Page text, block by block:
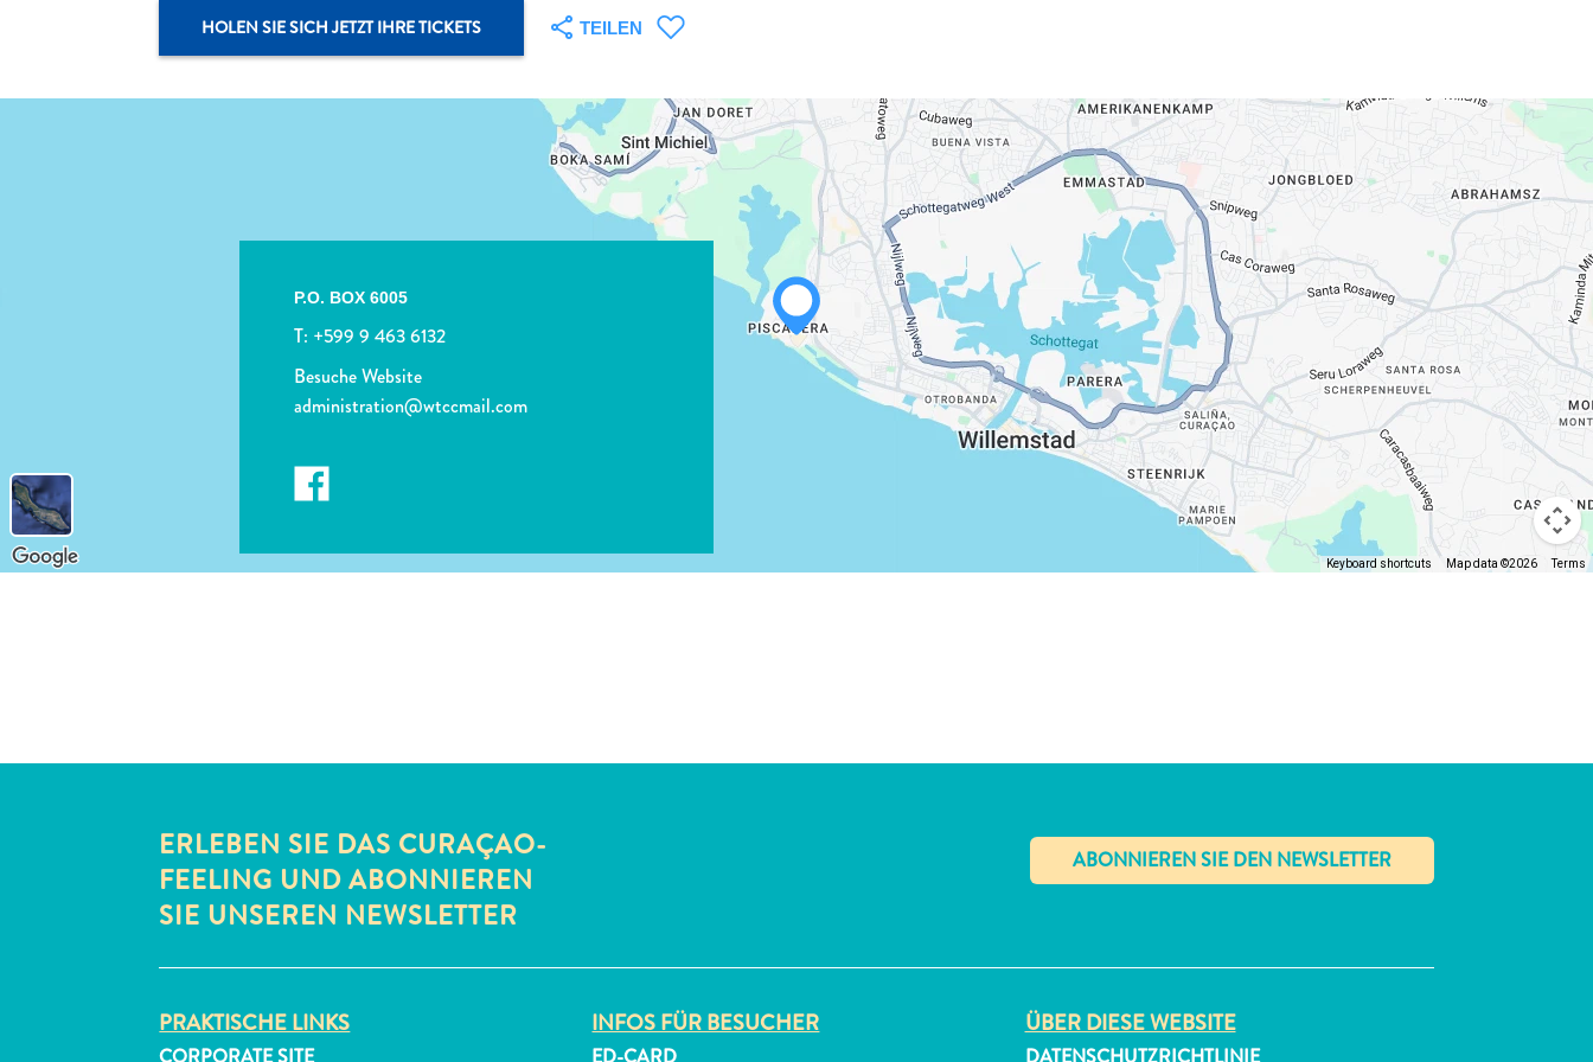
HOLEN SIE SICH JETZT IHRE TICKETS TEILEN
P.O. BOX 6005
T: +599 9 463 6132
Besuche Website
administration@wtccmail.com
Keyboard shortcuts Map data ©2026 Terms
ERLEBEN SIE DAS CURAÇAO-
FEELING UND ABONNIEREN
SIE UNSEREN NEWSLETTER
✕
PRAKTISCHE LINKS INFOS FÜR BESUCHER ÜBER DIESE WEBSITE